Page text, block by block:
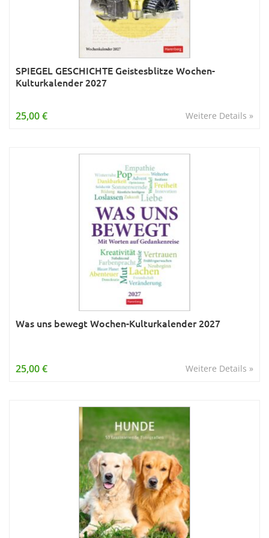
SPIEGEL GESCHICHTE Geistesblitze Wochen-
Kulturkalender 2027
Weitere Details »
25,00 €
Was uns bewegt Wochen-Kulturkalender 2027
Weitere Details »
25,00 €